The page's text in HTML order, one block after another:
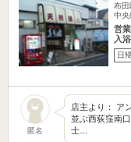
布
中央
営
入
日
匿名
店主より： ア
並ぶ西荻窪南
士…